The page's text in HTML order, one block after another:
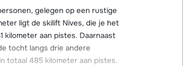
gelegen op een rustige
ligt de skilift Nives, die je het
kilometer aan pistes. Daarnaast
tocht langs drie andere
totaal 485 kilometer aan pistes.